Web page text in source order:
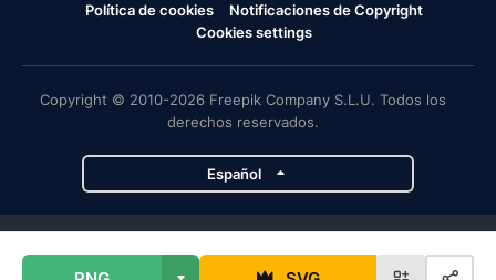
Política de cookies
Notificaciones de Copyright
Cookies settings
Copyright © 2010-2026 Freepik Company S.L.U. Todos los
derechos reservados.
Español